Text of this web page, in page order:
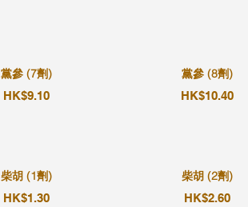
黨參 (7劑)
HK$9.10
柴胡 (1劑)
HK$1.30
黨參 (8劑)
HK$10.40
柴胡 (2劑)
HK$2.60